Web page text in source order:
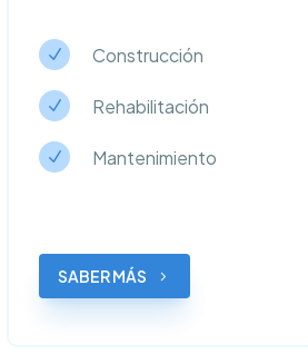
N
N Construcción
N
N Rehabilitación
N
N Mantenimiento
SABER MÁS 5